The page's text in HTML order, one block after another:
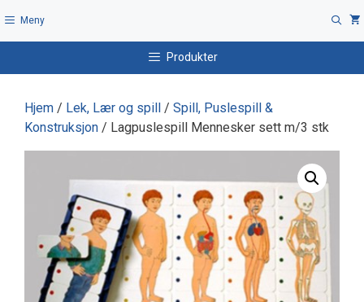
til
Meny
Produkter
Hjem / Lek, Lær og spill / Spill, Puslespill &
Konstruksjon / Lagpuslespill Mennesker sett m/3 stk